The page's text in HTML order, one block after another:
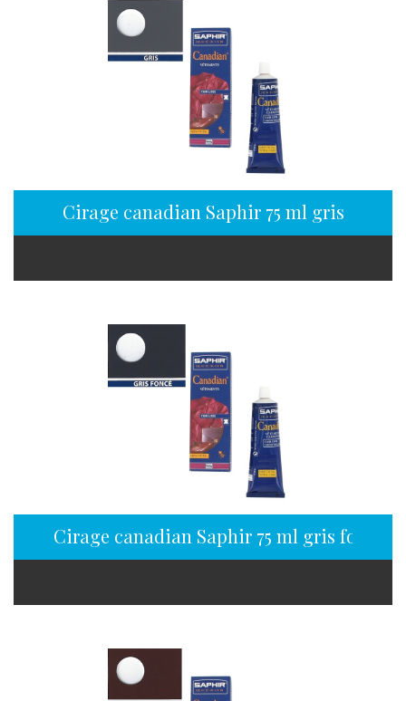
Cirage canadian Saphir 75 ml gris
Cirage canadian Saphir 75 ml gris foncé